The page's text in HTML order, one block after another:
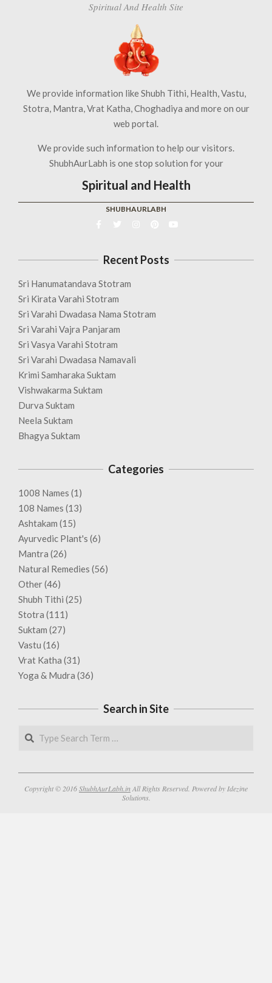
Spiritual And Health Site
We provide information like Shubh Tithi, Health, Vastu,
Stotra, Mantra, Vrat Katha, Choghadiya and more on our
web portal.
We provide such information to help our visitors.
ShubhAurLabh is one stop solution for your
Spiritual and Health
SHUBHAURLABH
Recent Posts
Sri Hanumatandava Stotram
Sri Kirata Varahi Stotram
Sri Varahi Dwadasa Nama Stotram
Sri Varahi Vajra Panjaram
Sri Vasya Varahi Stotram
Sri Varahi Dwadasa Namavali
Krimi Samharaka Suktam
Vishwakarma Suktam
Durva Suktam
Neela Suktam
Bhagya Suktam
Categories
1008 Names (1)
108 Names (13)
Ashtakam (15)
Ayurvedic Plant's (6)
Mantra (26)
Natural Remedies (56)
Other(46)
Shubh Tithi (25)
Stotra (111)
Suktam (27)
Vastu (16)
Vrat Katha (31)
Yoga & Mudra (36)
Search in Site
Search
Copyright © 2016ShubhAurLabh.in All Rights Reserved. Powered by Idezine
Solutions.